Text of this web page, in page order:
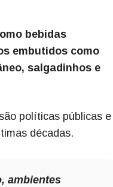
bebidas
embutidos como
salgadinhos e
políticas públicas e
décadas.
ambientes